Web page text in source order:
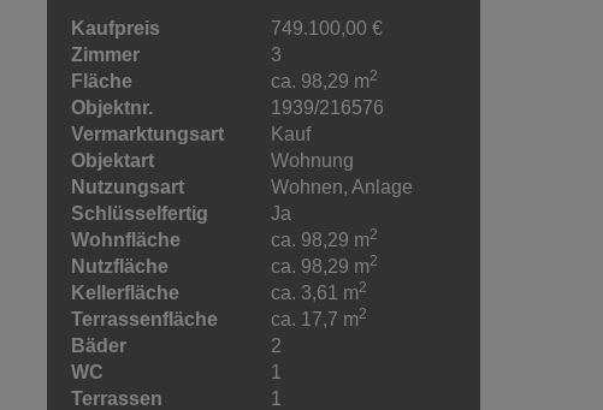
Kaufpreis
749.100,00 €
Zimmer
3
Fläche
ca. 98,29 m2
Objektnr.
1939/216576
Vermarktungsart
Kauf
Objektart
Wohnung
Nutzungsart
Wohnen Anlage
Schlüsselfertig
Ja
Wohnfläche
ca. 98,29 m2
Nutzfläche ca. 98,29 m2
Kellerfläche ca. 3,61 m2
Terrassenfläche ca. 17,7 m2
Bäder
2
WC
1
Terrassen
1